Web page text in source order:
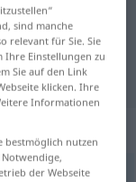
> GEH
sind manche
relevant für Sie. Sie
Ihre Einstellungen zu
Sie auf den Link
klicken. Ihre
Informationen
bestmöglich nutzen
der Webseite